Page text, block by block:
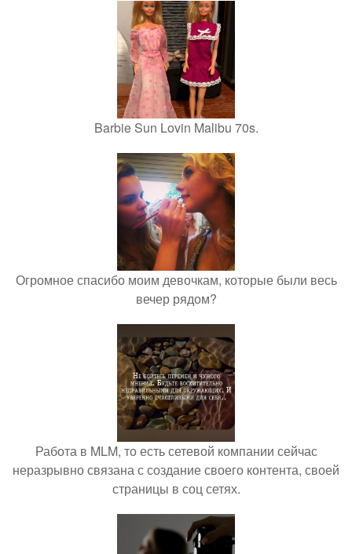
Barbie Sun Lovin Malibu 70s.
Огромное спасибо моим девочкам, которые были весь
вечер рядом?
Работа в MLM, то есть сетевой компании сейчас
неразрывно связана с создание своего контента, своей
страницы в соц сетях.